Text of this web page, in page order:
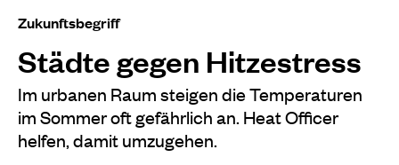
Zukunftsbegriff
Städte gegen Hitzestress
Im urbanen Raum steigen die Temperaturen
im Sommer oft gefährlich an. Heat Officer
helfen, damit umzugehen.